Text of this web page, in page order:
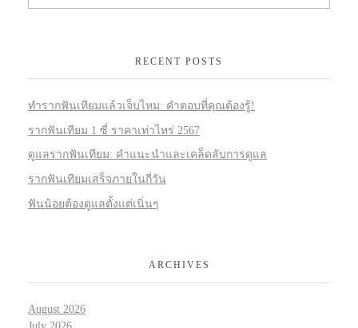
RECENT POSTS
ทำรากฟันเทียมแล้วเจ็บไหม: คำตอบที่คุณต้องรู้!
รากฟันเทียม 1 ซี่ ราคาเท่าไหร่ 2567
ดูแลรากฟันเทียม: คำแนะนำและเคล็ดลับการดูแล
รากฟันเทียมเสร็จภายในกี่วัน
ฟันน้อยต้องดูแลตั้งแต่เนิ่นๆ
ARCHIVES
August 2026